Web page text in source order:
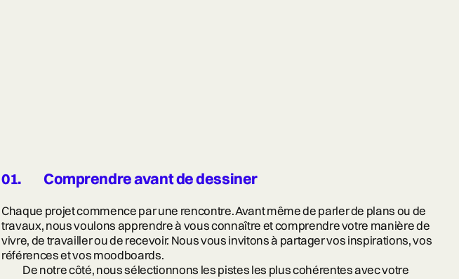
01. Comprendre avant de dessiner
Chaque projet commence par une rencontre. Avant même de parler de plans ou de
travaux, nous voulons apprendre à vous connaître et comprendre votre manière de
vivre, de travailler ou de recevoir. Nous vous invitons à partager vos inspirations, vos
références et vos moodboards.
De notre côté, nous sélectionnons les pistes les plus cohérentes avec votre